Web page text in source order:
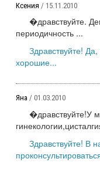
Ксения / 15.11.2010
�дравствуйте.
периодичность ...
Здравствуйте!
хорошие...
Яна / 01.03.2010
�дравствуйте!У
Здравствуйте! В